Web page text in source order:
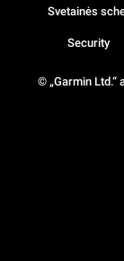
© „Garmin Ltd.“
Svetainės
Security